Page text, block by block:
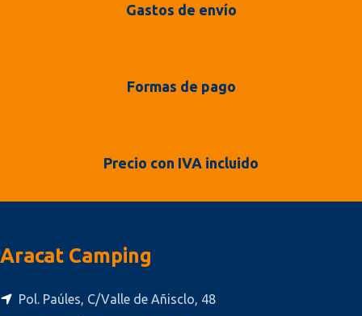
Gastos de envío
Formas de pago
Precio con IVA incluido
Aracat Camping
Pol. Paúles, C/Valle de Añisclo, 48